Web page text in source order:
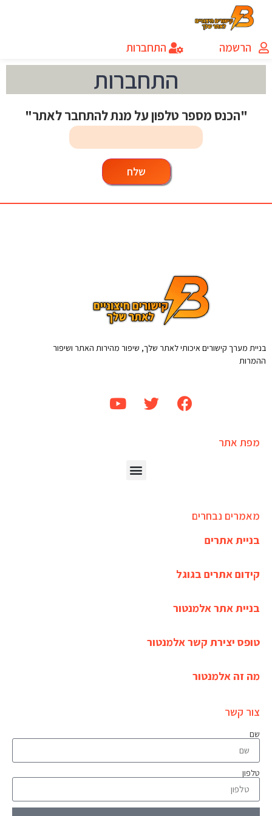
הרשמה התחברות
התחברות
"הכנס מספר טלפון על מנת להתחבר לאתר"
שלח
בניית מערך קישורים איכותי לאתר שלך, שיפור מהירות האתר ושיפור
ההמרות
מפת אתר
מאמרים נבחרים
בניית אתרים
קידום אתרים בגוגל
בניית אתר אלמנטור
טופס יצירת קשר אלמנטור
מה זה אלמנטור
צור קשר
שם
טלפון